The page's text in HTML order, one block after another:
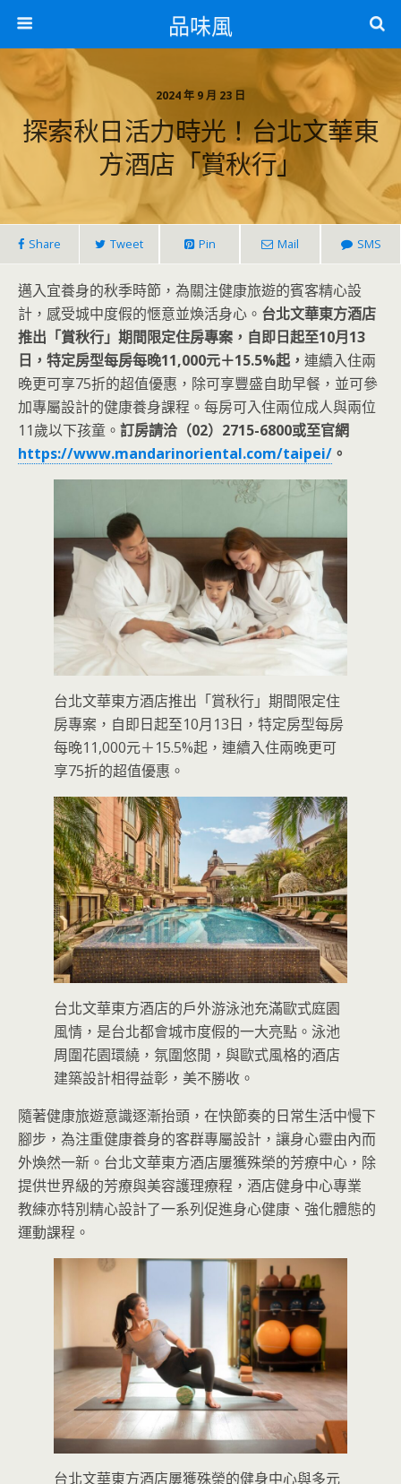
品味風
2024 年 9 月 23 日
探索秋日活力時光！台北文華東
方酒店「賞秋行」
Share Tweet Pin Mail SMS
邁入宜養身的秋季時節，為關注健康旅遊的賓客精心設
計，感受城中度假的愜意並煥活身心。 台北文華東方酒店
推出「賞秋行」期間限定住房專案，自即日起至10月13
日，特定房型每房每晚11,000元＋15.5%起， 連續入住兩
晚更可享75折的超值優惠，除可享豐盛自助早餐，並可參
加專屬設計的健康養身課程。每房可入住兩位成人與兩位
11歲以下孩童。 訂房請洽（02）2715-6800或至官網
https://www.mandarinoriental.com/taipei/ 。
台北文華東方酒店推出「賞秋行」期間限定住
房專案，自即日起至10月13日，特定房型每房
每晚11,000元＋15.5%起，連續入住兩晚更可
享75折的超值優惠。
台北文華東方酒店的戶外游泳池充滿歐式庭園
風情，是台北都會城市度假的一大亮點。泳池
周圍花園環繞，氛圍悠閒，與歐式風格的酒店
建築設計相得益彰，美不勝收。
隨著健康旅遊意識逐漸抬頭，在快節奏的日常生活中慢下
腳步，為注重健康養身的客群專屬設計，讓身心靈由內而
外煥然一新。台北文華東方酒店屢獲殊榮的芳療中心，除
提供世界級的芳療與美容護理療程，酒店健身中心專業
教⁠練亦特別精心設計了一系列促進身心健康、強化體態的
運動課程。
台北文華東方酒店屢獲殊榮的健身中心與多元